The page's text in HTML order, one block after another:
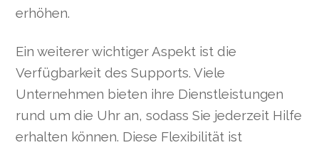
erhöhen.
Ein weiterer wichtiger Aspekt ist die
Verfügbarkeit des Supports. Viele
Unternehmen bieten ihre Dienstleistungen
rund um die Uhr an, sodass Sie jederzeit Hilfe
erhalten können. Diese Flexibilität ist